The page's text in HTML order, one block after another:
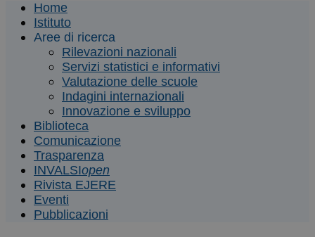
Home
Istituto
Aree di ricerca
Rilevazioni nazionali
Servizi statistici e informativi
Valutazione delle scuole
Indagini internazionali
Innovazione e sviluppo
Biblioteca
Comunicazione
Trasparenza
INVALSIopen
Rivista EJERE
Eventi
Pubblicazioni